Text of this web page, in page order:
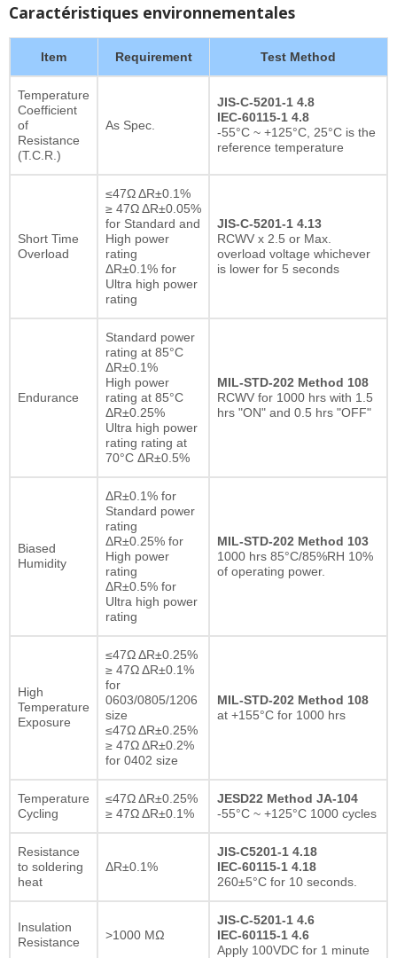
Caractéristiques environnementales
Item Requirement Test Method
Temperature
Coefficient
of
Resistance
(T.C.R.)
As Spec.
JIS-C-5201-1 4.8
IEC-60115-1 4.8
-55°C ~ +125°C, 25°C is the
reference temperature
Short Time
Overload
≤47Ω ΔR±0.1%
≥ 47Ω ΔR±0.05%
for Standard and
High power
rating
ΔR±0.1% for
Ultra high power
rating
JIS-C-5201-1 4.13
RCWV x 2.5 or Max.
overload voltage whichever
is lower for 5 seconds
Endurance
Standard power
rating at 85°C
ΔR±0.1%
High power
rating at 85°C
ΔR±0.25%
Ultra high power
rating rating at
70°C ΔR±0.5%
MIL-STD-202 Method 108
RCWV for 1000 hrs with 1.5
hrs "ON" and 0.5 hrs "OFF"
Biased
Humidity
ΔR±0.1% for
Standard power
rating
ΔR±0.25% for
High power
rating
ΔR±0.5% for
Ultra high power
rating
MIL-STD-202 Method 103
1000 hrs 85°C/85%RH 10%
of operating power.
High
Temperature
Exposure
≤47Ω ΔR±0.25%
≥ 47Ω ΔR±0.1%
for
0603/0805/1206
size
≤47Ω ΔR±0.25%
≥ 47Ω ΔR±0.2%
for 0402 size
MIL-STD-202 Method 108
at +155°C for 1000 hrs
Temperature
Cycling
≤47Ω ΔR±0.25%
≥ 47Ω ΔR±0.1%
JESD22 Method JA-104
-55°C ~ +125°C 1000 cycles
Resistance
to soldering
heat
ΔR±0.1%
JIS-C5201-1 4.18
IEC-60115-1 4.18
260±5°C for 10 seconds.
Insulation
Resistance
>1000 MΩ
JIS-C-5201-1 4.6
IEC-60115-1 4.6
Apply 100VDC for 1 minute